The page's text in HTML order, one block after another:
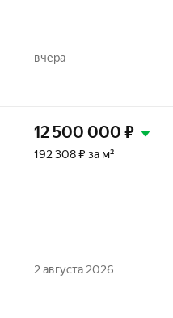
вчера
12 500 000 ₽
192 308 ₽ за м²
2 августа 2026